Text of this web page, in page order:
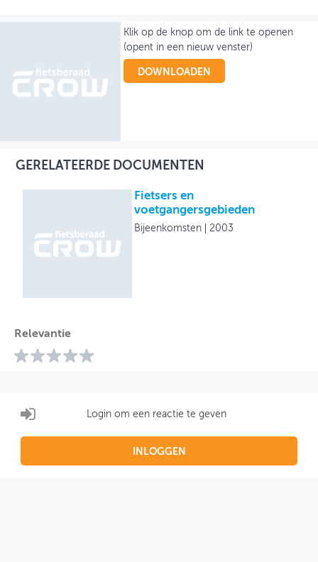
Klik op de knop om de link te openen
(opent in een nieuw venster)
DOWNLOADEN
GERELATEERDE DOCUMENTEN
Fietsers en
voetgangersgebieden
Bijeenkomsten 2003
Relevantie
Login om een reactie te geven
INLOGGEN